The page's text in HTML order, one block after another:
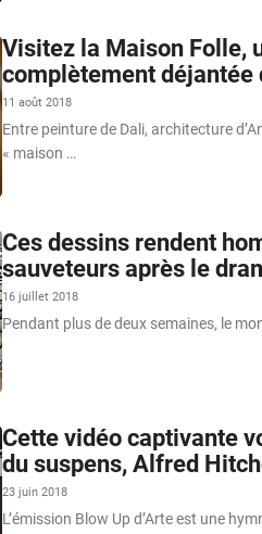
Visitez la Maison Folle,
complètement déjantée
11 août 2018
Entre peinture de Dali, architecture
« maison …
Ces dessins rendent
sauveteurs après le
16 juillet 2018
Pendant plus de deux semaines, le
Cette vidéo captivante
du suspens, Alfred
23 juin 2018
L’émission Blow Up d’Arte est une